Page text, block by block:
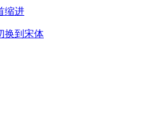
缩进
换到宋体